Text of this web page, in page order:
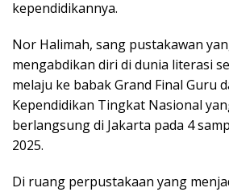
kependidikannya.
Nor Halimah, sang pustakawan
mengabdikan diri di dunia literasi
melaju ke babak Grand Final Guru
Kependidikan Tingkat Nasional
berlangsung di Jakarta pada 4
2025.
Di ruang perpustakaan yang